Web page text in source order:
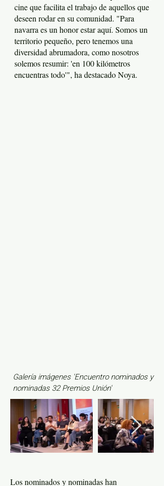
cine que facilita el trabajo de aquellos que
deseen rodar en su comunidad. "Para
navarra es un honor estar aquí. Somos un
territorio pequeño, pero tenemos una
diversidad abrumadora, como nosotros
solemos resumir: 'en 100 kilómetros
encuentras todo'", ha destacado Noya.
Galería imágenes 'Encuentro nominados y
nominadas 32 Premios Unión'
Los nominados y nominadas han